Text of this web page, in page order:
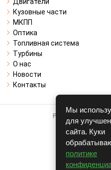
Двигатели
Кузовные части
МКПП
Оптика
Топливная система
Турбины
О нас
Новости
Контакты
Работает на
©
Мы
для
сайта. Куки
политике